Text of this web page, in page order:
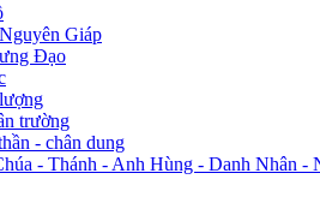
Giáp
Đạo
trường
- chân dung
- Thánh - Anh Hùng - Danh Nhân -